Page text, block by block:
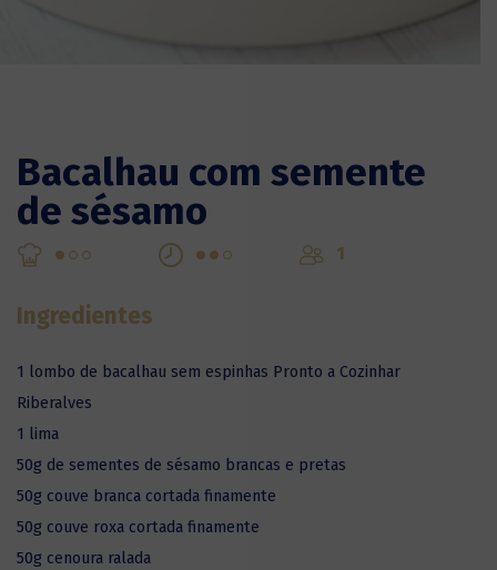
Bacalhau com semente
de sésamo
1
Ingredientes
1 lombo de bacalhau sem espinhas Pronto a Cozinhar
Riberalves
1 lima
50g de sementes de sésamo brancas e pretas
50g couve branca cortada finamente
50g couve roxa cortada finamente
50g cenoura ralada